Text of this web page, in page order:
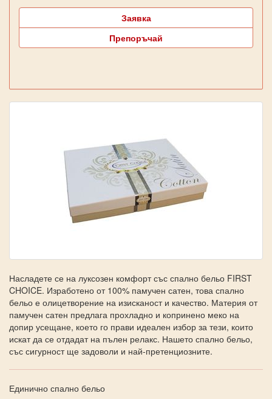
Заявка
Препоръчай
Насладете се на луксозен комфорт със спално бельо FIRST
CHOICE. Изработено от 100% памучен сатен, това спално
бельо е олицетворение на изисканост и качество. Материя от
памучен сатен предлага прохладно и копринено меко на
допир усещане, което го прави идеален избор за тези, които
искат да се отдадат на пълен релакс. Нашето спално бельо,
със сигурност ще задоволи и най-претенциозните.
Единично спално бельо